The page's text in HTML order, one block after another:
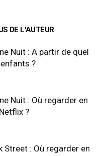
DE L'AUTEUR
Nuit : A partir de quel
?
Nuit : Où regarder en
?
Street : Où regarder en